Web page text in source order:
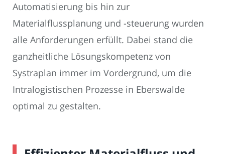
Automatisierung bis hin zur
Materialflussplanung und -steuerung wurden
alle Anforderungen erfüllt. Dabei stand die
ganzheitliche Lösungskompetenz von
Systraplan immer im Vordergrund, um die
Intralogistischen Prozesse in Eberswalde
optimal zu gestalten.